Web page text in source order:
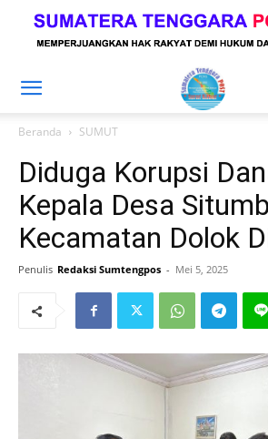
Beranda SUMUT
Diduga Korupsi
Kepala Desa
Kecamatan Dolok
Penulis Redaksi Sumtengpos - Mei 5, 2025